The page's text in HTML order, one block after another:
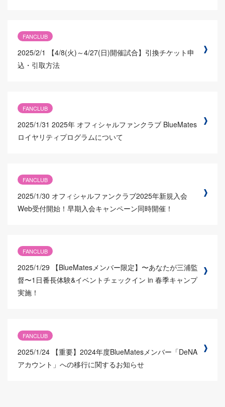
FANCLUB
2025/2/1
【4/8(火)～4/27(日)開催試合】引換チケット申
込・引取方法
FANCLUB
2025/1/31 2025年 オフィシャルファンクラブ BlueMates
ロイヤリティプログラムについて
FANCLUB
2025/1/30 オフィシャルファンクラブ2025年新規入会
Web受付開始！早期入会キャンペーン同時開催！
FANCLUB
2025/1/29
【BlueMatesメンバー限定】〜あなたが三浦監
督〜1日番長体験&イベントチェックイン in 春季キャンプ
実施！
FANCLUB
2025/1/24 【重要】2024年度BlueMatesメンバー「DeNA
アカウント」への移行に関するお知らせ